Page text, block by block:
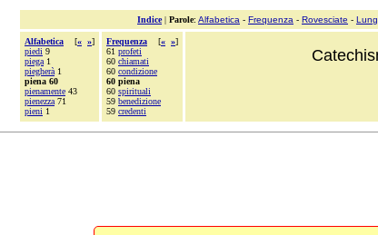
Indice| Parole: Alfabetica - Frequenza - Rovesciate -
Alfabetica [« »]
piedi 9
piega 1
piegherà 1
piena 60
pienamente 43
pienezza 71
pieni 1
Frequenza [« »]
61 profeti
60 chiamati
60 condizione
60 piena
60 spirituali
59 benedizione
59 credenti